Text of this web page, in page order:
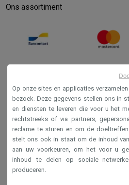
Ons assortiment
Privacy
Disclaimer
Cookies
Op onze sites en applicaties
bezoek. Deze gegevens stellen ons in
en diensten te leveren die voor u het
rechtstreeks of via partners,
reclame te sturen en om de
stelt ons ook in staat om de inhoud
aan uw voorkeuren, om het voor u
inhoud te delen op sociale
produceren.